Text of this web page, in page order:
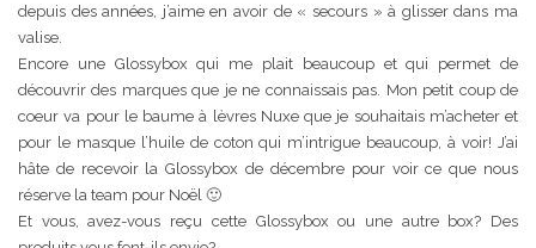
depuis des années, j’aime en avoir de « secours » à glisser dans ma
valise.
Encore une Glossybox qui me plait beaucoup et qui permet de
découvrir des marques que je ne connaissais pas. Mon petit coup de
coeur va pour le baume à lèvres Nuxe que je souhaitais m’acheter et
pour le masque l’huile de coton qui m’intrigue beaucoup, à voir! J’ai
hâte de recevoir la Glossybox de décembre pour voir ce que nous
réserve la team pour Noël 🙂
Et vous, avez-vous reçu cette Glossybox ou une autre box? Des